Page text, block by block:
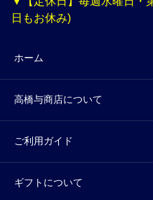
日もお休み)
ホーム
高橋与商店について
ご利用ガイド
ギフトについて